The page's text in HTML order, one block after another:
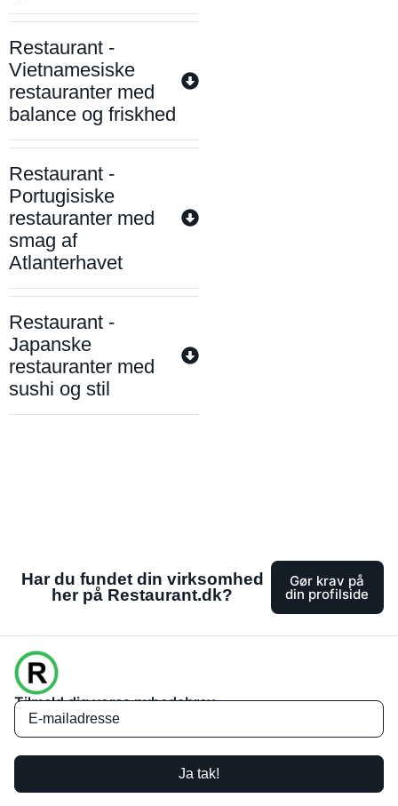
Restaurant -
Vietnamesiske
restauranter med
balance og friskhed
Restaurant -
Portugisiske
restauranter med
smag af
Atlanterhavet
Restaurant -
Japanske
restauranter med
sushi og stil
Har du fundet din virksomhed
her på Restaurant.dk?
Gør krav på
din profilside
Tilmeld dig vores nyhedsbrev
Ja tak!